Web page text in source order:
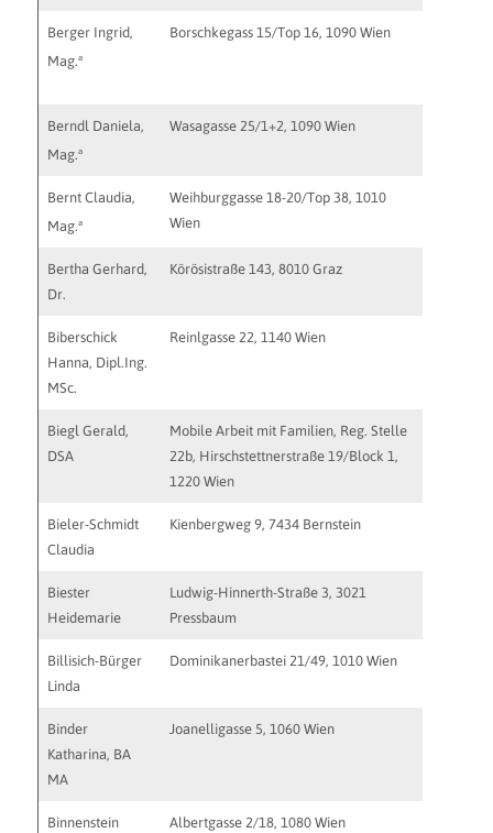
Berger Ingrid,
Mag.a
Borschkegass 15/Top 16, 1090 Wien
Berndl Daniela,
Mag.a
Wasagasse 25/1+2, 1090 Wien
Bernt Claudia,
Mag.a
Weihburggasse 18-20/Top 38, 1010
Wien
Bertha Gerhard,
Dr.
Körösistraße 143, 8010 Graz
Biberschick
Hanna, Dipl.Ing.
MSc.
Reinlgasse 22, 1140 Wien
Biegl Gerald,
DSA
Mobile Arbeit mit Familien, Reg. Stelle
22b, Hirschstettnerstraße 19/Block 1,
1220 Wien
Bieler-Schmidt
Claudia
Kienbergweg 9, 7434 Bernstein
Biester
Heidemarie
Ludwig-Hinnerth-Straße 3, 3021
Pressbaum
Billisich-Bürger
Linda
Dominikanerbastei 21/49, 1010 Wien
Binder
Katharina, BA
MA
Joanelligasse 5, 1060 Wien
Binnenstein
Albertgasse 2/18, 1080 Wien